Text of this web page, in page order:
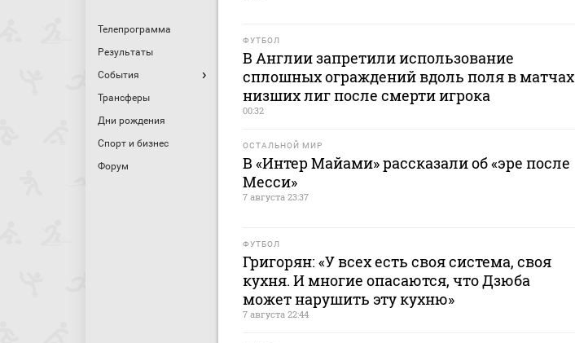
Телепрограмма
Результаты
События
Трансферы
Дни рождения
Спорт и бизнес
Форум
ФУТБОЛ
В Англии запретили использование
сплошных ограждений вдоль поля в матчах
низших лиг после смерти игрока
00:32
ОСТАЛЬНОЙ МИР
В «Интер Майами» рассказали об «эре после
Месси»
7 августа 23:37
ФУТБОЛ
Григорян: «У всех есть своя система, своя
кухня. И многие опасаются, что Дзюба
может нарушить эту кухню»
7 августа 22:44